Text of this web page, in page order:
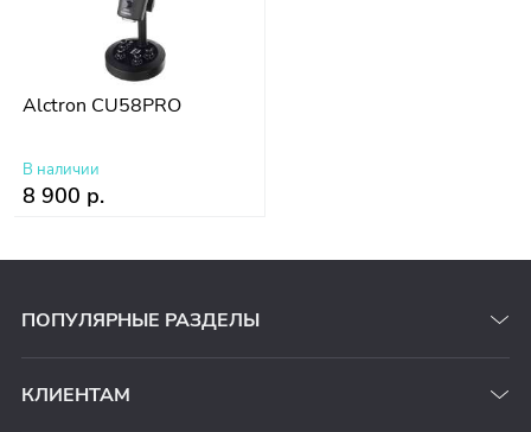
Alctron CU58PRO
В наличии
8 900 р.
ПОПУЛЯРНЫЕ РАЗДЕЛЫ
КЛИЕНТАМ